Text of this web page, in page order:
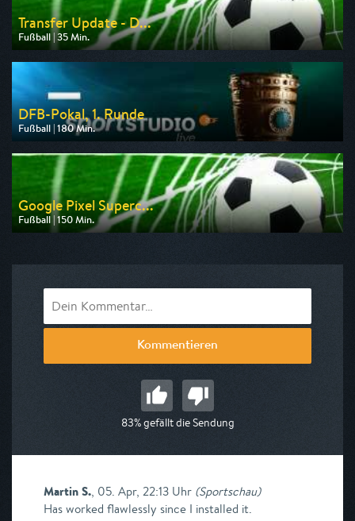
Transfer Update - D...
Fußball | 35 Min.
Ausgestrahlt von Nitro
am 10.08.2026, 19:40
DFB-Pokal, 1. Runde
Fußball | 180 Min.
Ausgestrahlt von ZDF
am 21.08.2026, 20:15
Google Pixel Superc...
Fußball | 150 Min.
Ausgestrahlt von DF1
Kommentieren
83% gefällt die Sendung
Martin S., 05. Apr, 22:13 Uhr (Sportschau)
Has worked flawlessly since I installed it.